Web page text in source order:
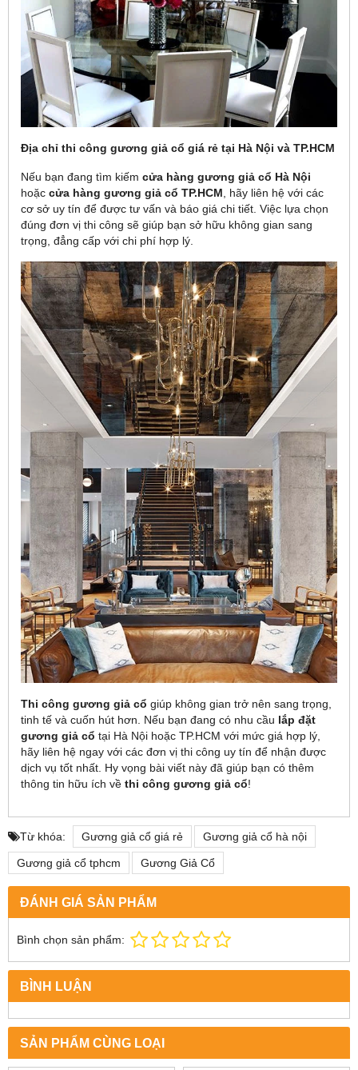
Địa chỉ thi công gương giả cổ giá rẻ tại Hà Nội và TP.HCM
Nếu bạn đang tìm kiếm cửa hàng gương giả cổ Hà Nội
hoặc cửa hàng gương giả cổ TP.HCM , hãy liên hệ với các
cơ sở uy tín để được tư vấn và báo giá chi tiết. Việc lựa chọn
đúng đơn vị thi công sẽ giúp bạn sở hữu không gian sang
trọng, đẳng cấp với chi phí hợp lý.
Thi công gương giả cổ giúp không gian trở nên sang trọng,
tinh tế và cuốn hút hơn. Nếu bạn đang có nhu cầu lắp đặt
gương giả cổ tại Hà Nội hoặc TP.HCM với mức giá hợp lý,
hãy liên hệ ngay với các đơn vị thi công uy tín để nhận được
dịch vụ tốt nhất. Hy vọng bài viết này đã giúp bạn có thêm
thông tin hữu ích về thi công gương giả cổ!
Từ khóa: Gương giả cổ giá rẻ Gương giả cổ hà nội
Gương giả cổ tphcm Gương Giả Cổ
ĐÁNH GIÁ SẢN PHẨM
Bình chọn sản phẩm:
BÌNH LUẬN
SẢN PHẨM CÙNG LOẠI